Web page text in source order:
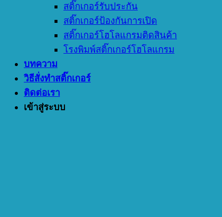
สติ๊กเกอร์รับประกัน
สติ๊กเกอร์ป้องกันการเปิด
สติ๊กเกอร์โฮโลแกรมติดสินค้า
โรงพิมพ์สติ๊กเกอร์โฮโลแกรม
บทความ
วิธีสั่งทำสติ๊กเกอร์
ติดต่อเรา
เข้าสู่ระบบ